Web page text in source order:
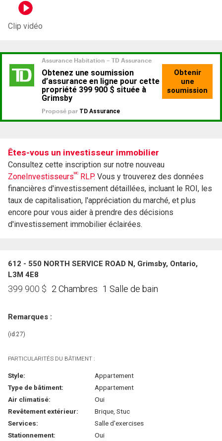
Clip vidéo
Êtes-vous un investisseur immobilier
Consultez cette inscription sur notre nouveau
ZoneInvestisseursMC RLP. Vous y trouverez des données
financières d'investissement détaillées, incluant le ROI, les
taux de capitalisation, l'appréciation du marché, et plus
encore pour vous aider à prendre des décisions
d'investissement immobilier éclairées.
612 - 550 NORTH SERVICE ROAD N, Grimsby, Ontario,
L3M 4E8
399 900 $ 2 Chambres 1 Salle de bain
Remarques :
(id:27)
PARTICULARITÉS DU BÂTIMENT :
Style:
Appartement
Type de bâtiment:
Appartement
Air climatisé:
Oui
Revêtement extérieur:
Brique, Stuc
Services:
Salle d'exercises
Stationnement:
Oui